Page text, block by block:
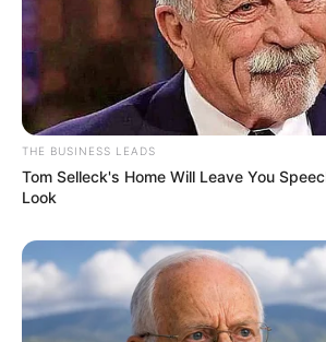
THE BUSINESS LEADS
Tom Selleck's Home Will Leave You
Look